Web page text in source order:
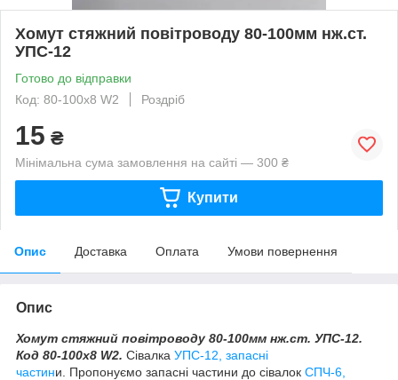
Хомут стяжний повітроводу 80-100мм нж.ст.
УПС-12
Готово до відправки
Код: 80-100х8 W2
Роздріб
15 ₴
Мінімальна сума замовлення на сайті — 300 ₴
Купити
Опис Доставка Оплата Умови повернення
Опис
Хомут стяжний повітроводу 80-100мм нж.ст. УПС-12.
Код 80-100х8 W2. Сівалка УПС-12, запасні
частини. Пропонуємо запасні частини до сівалок СПЧ-6,